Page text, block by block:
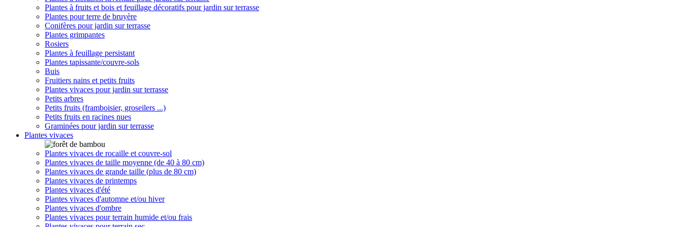
Plantes à fruits et bois et feuillage décoratifs pour jardin sur terrasse
Plantes pour terre de bruyère
Conifères pour jardin sur terrasse
Plantes grimpantes
Rosiers
Plantes à feuillage persistant
Plantes tapissante/couvre-sols
Buis
Fruitiers nains et petits fruits
Plantes vivaces pour jardin sur terrasse
Petits arbres
Petits fruits (framboisier, groseilers ...)
Petits fruits en racines nues
Graminées pour jardin sur terrasse
Plantes vivaces
Plantes vivaces de rocaille et couvre-sol
Plantes vivaces de taille moyenne (de 40 à 80 cm)
Plantes vivaces de grande taille (plus de 80 cm)
Plantes vivaces de printemps
Plantes vivaces d'été
Plantes vivaces d'automne et/ou hiver
Plantes vivaces d'ombre
Plantes vivaces pour terrain humide et/ou frais